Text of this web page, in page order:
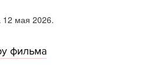
12 мая 2026.
фильма